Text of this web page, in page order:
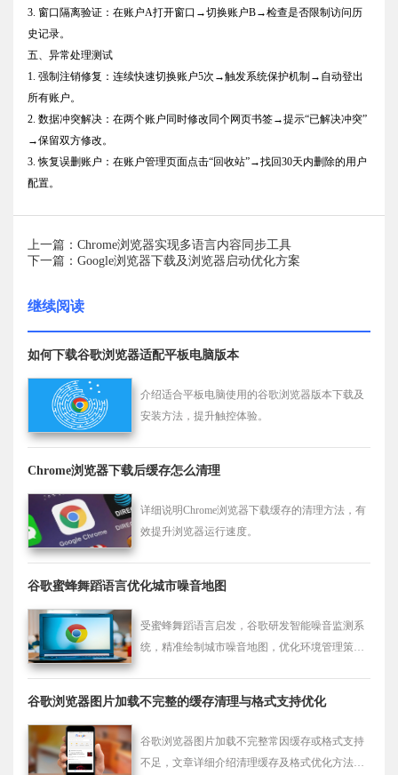
3. 窗口隔离验证：在账户A打开窗口→切换账户B→检查是否限制访问历
史记录。
五、异常处理测试
1. 强制注销修复：连续快速切换账户5次→触发系统保护机制→自动登出
所有账户。
2. 数据冲突解决：在两个账户同时修改同个网页书签→提示“已解决冲突”
→保留双方修改。
3. 恢复误删账户：在账户管理页面点击“回收站”→找回30天内删除的用户
配置。
上一篇：Chrome浏览器实现多语言内容同步工具
下一篇：Google浏览器下载及浏览器启动优化方案
继续阅读
如何下载谷歌浏览器适配平板电脑版本
介绍适合平板电脑使用的谷歌浏览器版本下载及
安装方法，提升触控体验。
Chrome浏览器下载后缓存怎么清理
详细说明Chrome浏览器下载缓存的清理方法，有
效提升浏览器运行速度。
谷歌蜜蜂舞蹈语言优化城市噪音地图
受蜜蜂舞蹈语言启发，谷歌研发智能噪音监测系
统，精准绘制城市噪音地图，优化环境管理策
谷歌浏览器图片加载不完整的缓存清理与格式支持优化
谷歌浏览器图片加载不完整常因缓存或格式支持
不足，文章详细介绍清理缓存及格式优化方法，